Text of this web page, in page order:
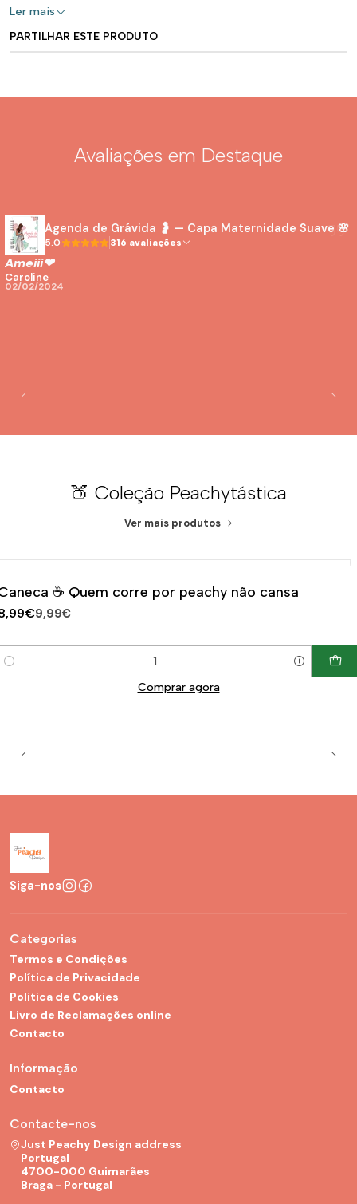
Ler mais
PARTILHAR ESTE PRODUTO
Avaliações em Destaque
Agenda de Grávida 🤰 — Capa Maternidade Suave 🌸
5.0 316 avaliações
Ameiii❤
Caroline
02/02/2024
🍑 Coleção Peachytástica
Ver mais produtos
DESCONTO
☕ Quem corre por peachy não cansa
9,99€
Comprar agora
Siga-nos
Categorias
Termos e Condições
Política de Privacidade
Politica de Cookies
Livro de Reclamações online
Contacto
Informação
Contacto
Contacte-nos
Just Peachy Design address
Portugal
4700-000 Guimarães
Braga - Portugal